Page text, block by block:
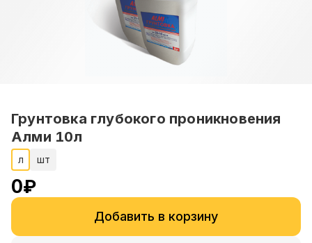
Грунтовка глубокого проникновения
Алми 10л
л шт
0₽
Добавить в корзину